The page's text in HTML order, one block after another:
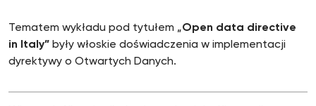
Tematem wykładu pod tytułem „Open data directive
in Italy” były włoskie doświadczenia w implementacji
dyrektywy o Otwartych Danych.